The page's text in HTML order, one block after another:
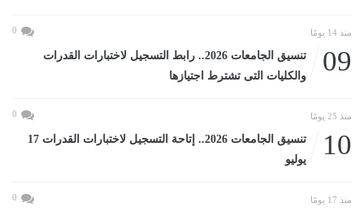
منذ 14 يومًا 0
09
تنسيق الجامعات 2026.. رابط التسجيل لاختبارات القدرات
والكليات التى تشترط اجتيازها
منذ 25 يومًا 0
10
تنسيق الجامعات 2026.. إتاحة التسجيل لاختبارات القدرات 17
يوليو
منذ 17 يومًا 0